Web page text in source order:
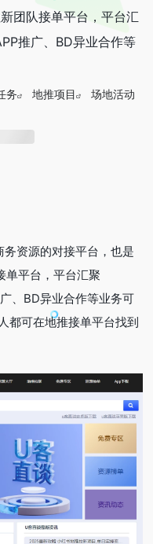
团队接单平台，平台汇
推广、BD异业合作等
务 地推项目
场地活动
资源的对接平台，也是
单平台，平台汇聚
、BD异业合作等业务可
都可在地推接单平台找到